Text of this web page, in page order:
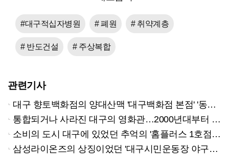
#대구적십자병원 # 폐원 # 취약계층
# 반도건설 # 주상복합
관련기사
대구 향토백화점의 양대산맥 '대구백화점 본점' '동아백화점 본점'…대기업 백화점 진출 등으로 문 닫아
통합되거나 사라진 대구의 영화관…2000년대부터 대형 배급사 소속 극장에 밀려
소비의 도시 대구에 있었던 추억의 '홈플러스 1호점' '까르푸'…경제 문제, 현지화 실패 등으로 사라져
삼성라이온즈의 상징이었던 '대구시민운동장 야구장'…사회인 야구장으로 변신